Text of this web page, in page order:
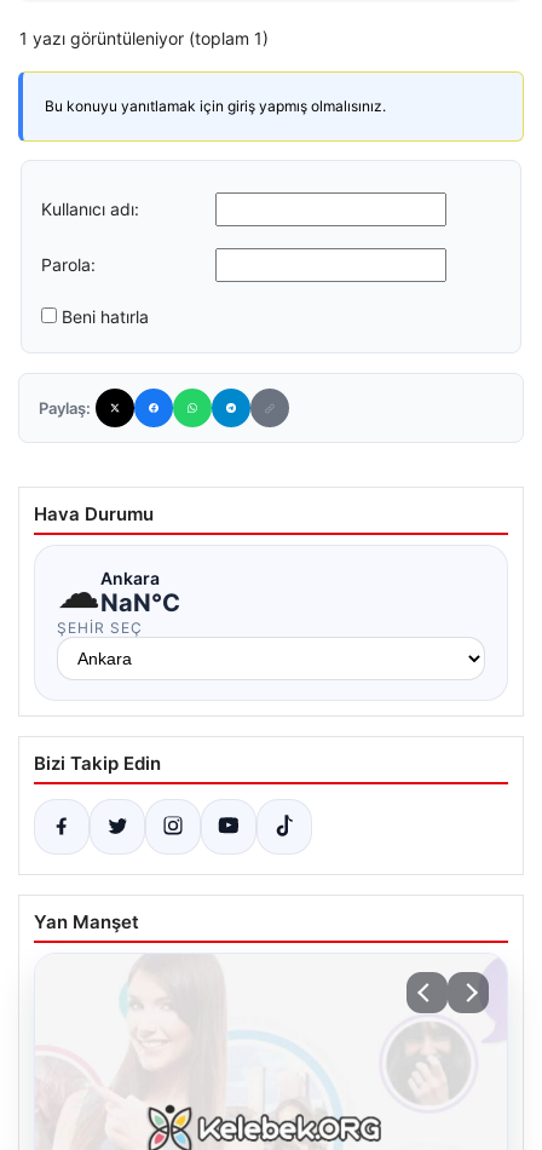
1 yazı görüntüleniyor (toplam 1)
Bu konuyu yanıtlamak için giriş yapmış olmalısınız.
Kullanıcı adı:
Parola:
Beni hatırla
Paylaş:
Hava Durumu
☁Ankara
NaN°C
ŞEHIR SEÇ
Bizi Takip Edin
Yan Manşet